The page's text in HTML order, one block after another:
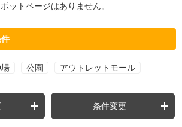
ットページはありません。
公園 アウトレットモール
条件変更